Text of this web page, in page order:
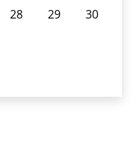
28 29
30